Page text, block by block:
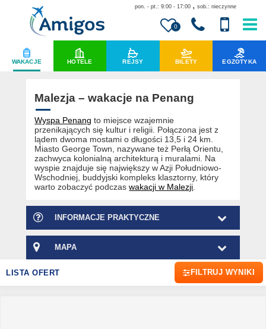
0
pon. - pt.: 9:00 - 17:00 , sob.: nieczynne
WAKACJE HOTELE REJSY BILETY EGZOTYKA
Malezja – wakacje na Penang
Wyspa Penang to miejsce wzajemnie
przenikających się kultur i religii. Połączona jest z
lądem dwoma mostami o długości 13,5 i 24 km.
Miasto George Town, nazywane też Perłą Orientu,
zachwyca kolonialną architekturą i muralami. Na
wyspie znajduje się największy w Azji Południowo-
Wschodniej, buddyjski kompleks klasztorny, który
warto zobaczyć podczaswakacji w Malezji
INFORMACJE PRAKTYCZNE
MAPA
LISTA OFERT FILTRUJ WYNIKI